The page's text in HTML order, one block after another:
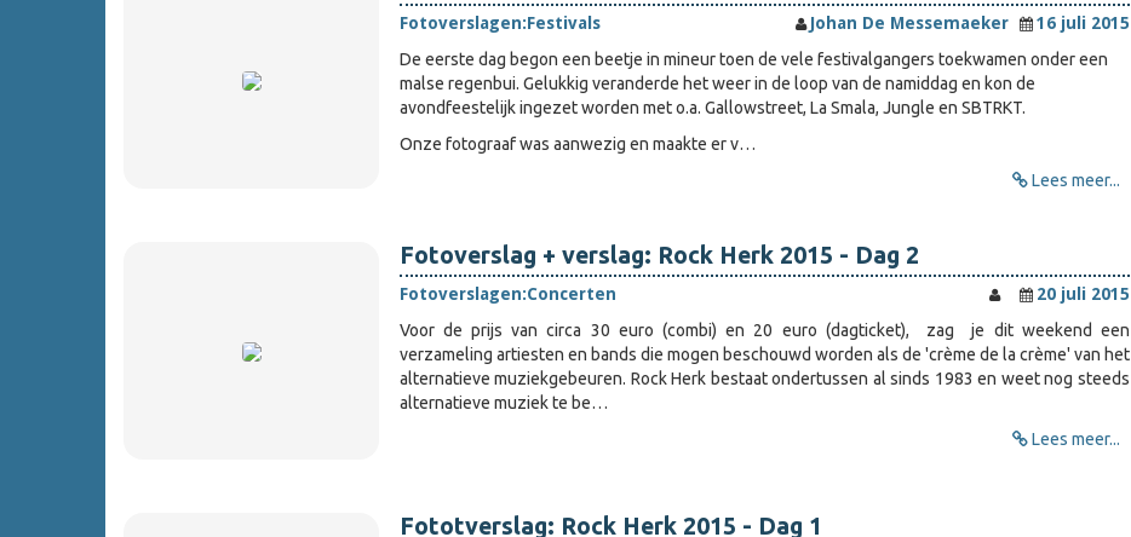
Fotoverslagen:Festivals Johan De Messemaeker
16 juli 2015
De eerste dag begon een beetje in mineur toen de vele festivalgangers toekwamen onder een
malse regenbui. Gelukkig veranderde het weer in de loop van de namiddag en kon de
avondfeestelijk ingezet worden met o.a. Gallowstreet, La Smala, Jungle en SBTRKT.
Onze fotograaf was aanwezig en maakte er v…
Lees meer...
Fotoverslag + verslag: Rock Herk 2015 - Dag 2
Fotoverslagen:Concerten
20 juli 2015
Voor de prijs van circa 30 euro (combi) en 20 euro (dagticket), zag je dit weekend een
verzameling artiesten en bands die mogen beschouwd worden als de 'crème de la crème' van het
alternatieve muziekgebeuren. Rock Herk bestaat ondertussen al sinds 1983 en weet nog steeds
alternatieve muziek te be…
Lees meer...
Fototverslag: Rock Herk 2015 - Dag 1